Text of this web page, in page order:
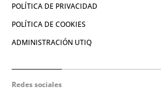
POLÍTICA DE PRIVACIDAD
POLÍTICA DE COOKIES
ADMINISTRACIÓN UTIQ
Redes sociales